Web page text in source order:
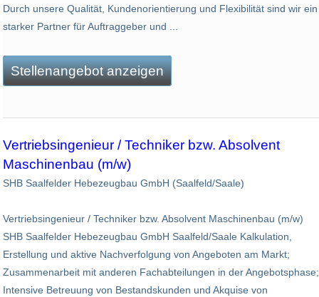
Durch unsere Qualität, Kundenorientierung und Flexibilität sind wir ein
starker Partner für Auftraggeber und ...
Stellenangebot anzeigen
Vertriebsingenieur / Techniker bzw. Absolvent
Maschinenbau (m/w)
SHB Saalfelder Hebezeugbau GmbH (Saalfeld/Saale)
Vertriebsingenieur / Techniker bzw. Absolvent Maschinenbau (m/w)
SHB Saalfelder Hebezeugbau GmbH Saalfeld/Saale Kalkulation,
Erstellung und aktive Nachverfolgung von Angeboten am Markt;
Zusammenarbeit mit anderen Fachabteilungen in der Angebotsphase;
Intensive Betreuung von Bestandskunden und Akquise von